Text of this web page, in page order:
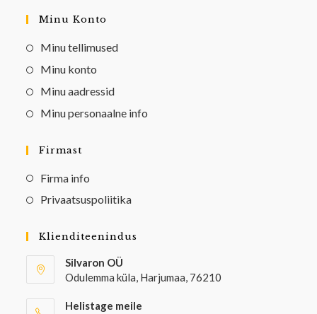
Minu Konto
Minu tellimused
Minu konto
Minu aadressid
Minu personaalne info
Firmast
Firma info
Privaatsuspoliitika
Klienditeenindus
Silvaron OÜ
Odulemma küla, Harjumaa, 76210
Helistage meile